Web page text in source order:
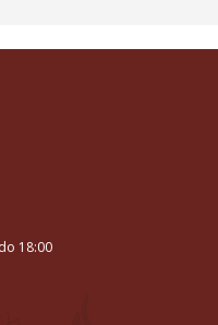
18:00